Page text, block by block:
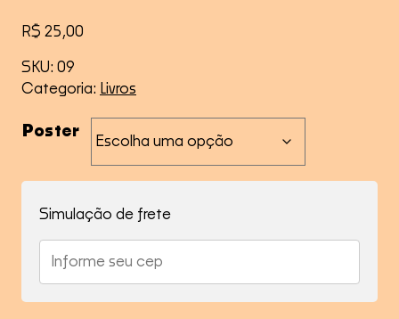
R$ 25,00
SKU: 09
Categoria: Livros
Poster
Simulação de frete